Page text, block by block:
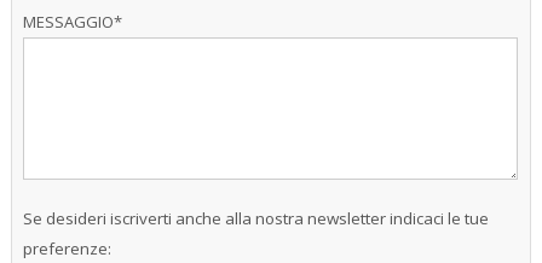
MESSAGGIO*
Se desideri iscriverti anche alla nostra newsletter indicaci le tue
preferenze: